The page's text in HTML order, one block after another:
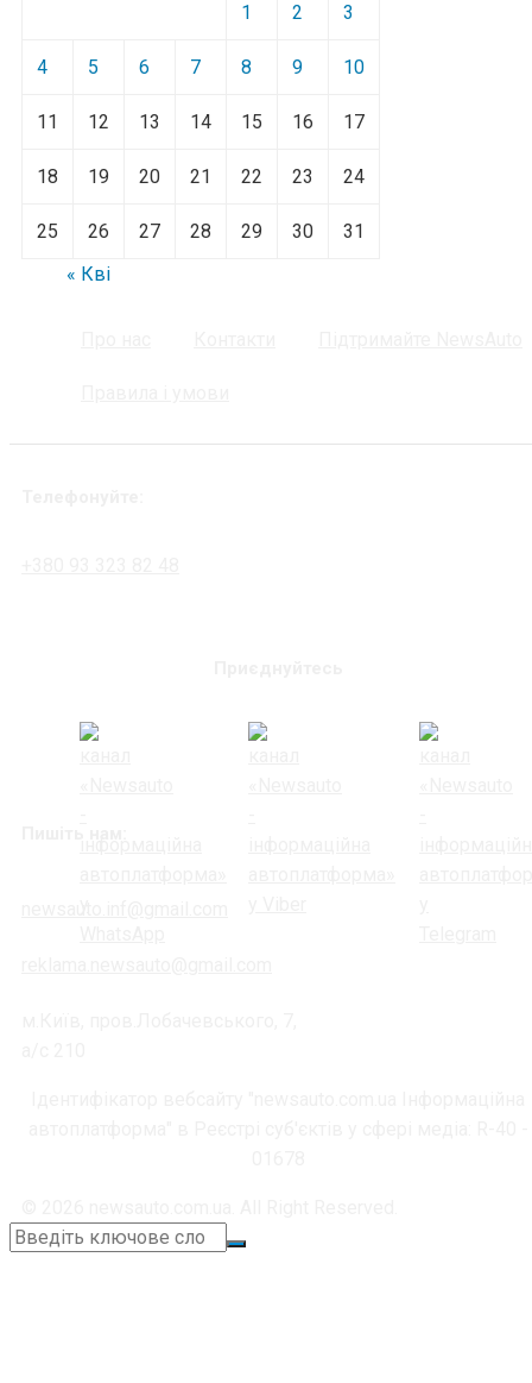
1 2 3
4 5 6 7 8 9 10
11 12 13 14 15 16 17
18 19 20 21 22 23 24
25 26 27 28 29 30
31
« Кві